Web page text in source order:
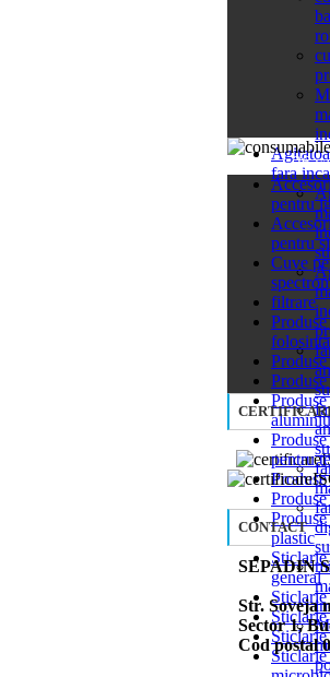
fara
26
pentru
pentru
Cuve
filtrare
aluminiu
pentru
plastic
general
Sticlarie
Sticlarie
CONTACT
SEPADIN
Str. Soveja
Sector 1,
Cod postal